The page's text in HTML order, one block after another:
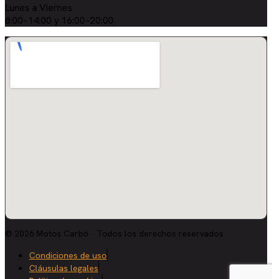
Lunes a Viernes
8:00–14:00 y 16:00–20:00
© 2026 Motos Carbó · Todos los derechos reservados
Condiciones de uso
Cláusulas legales